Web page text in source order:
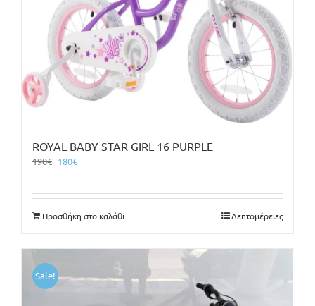
ROYAL BABY STAR GIRL 16 PURPLE
190€ Original
190€.
180€Η
είναι:
180€.
Προσθήκη στο καλάθι Λεπτομέρειες
Sale!